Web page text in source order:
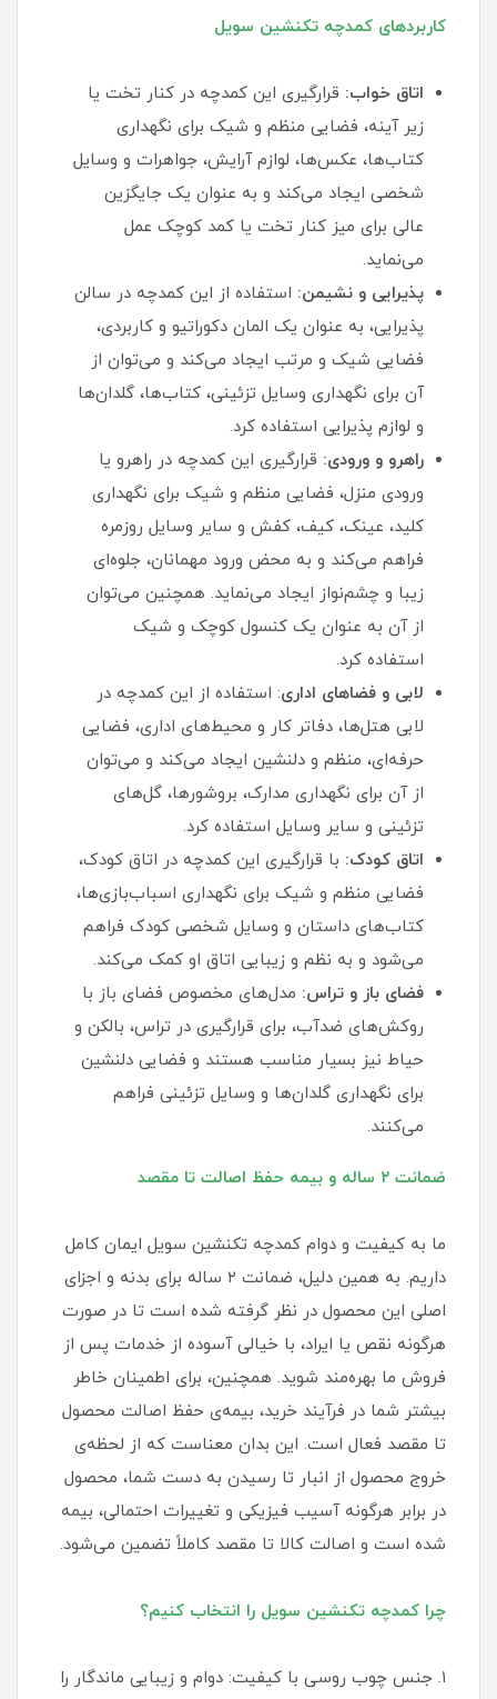
کاربردهای کمدچه تکنشین سویل
اتاق خواب: قرارگیری این کمدچه در کنار تخت یا
زیر آینه، فضایی منظم و شیک برای نگهداری
کتاب‌ها، عکس‌ها، لوازم آرایش، جواهرات و وسایل
شخصی ایجاد می‌کند و به عنوان یک جایگزین
عالی برای میز کنار تخت یا کمد کوچک عمل
می‌نماید.
پذیرایی و نشیمن: استفاده از این کمدچه در سالن
پذیرایی، به عنوان یک المان دکوراتیو و کاربردی،
فضایی شیک و مرتب ایجاد می‌کند و می‌توان از
آن برای نگهداری وسایل تزئینی، کتاب‌ها، گلدان‌ها
و لوازم پذیرایی استفاده کرد.
راهرو و ورودی: قرارگیری این کمدچه در راهرو یا
ورودی منزل، فضایی منظم و شیک برای نگهداری
کلید، عینک، کیف، کفش و سایر وسایل روزمره
فراهم می‌کند و به محض ورود مهمانان، جلوه‌ای
زیبا و چشم‌نواز ایجاد می‌نماید. همچنین می‌توان
از آن به عنوان یک کنسول کوچک و شیک
استفاده کرد.
لابی و فضاهای اداری: استفاده از این کمدچه در
لابی هتل‌ها، دفاتر کار و محیط‌های اداری، فضایی
حرفه‌ای، منظم و دلنشین ایجاد می‌کند و می‌توان
از آن برای نگهداری مدارک، بروشورها، گل‌های
تزئینی و سایر وسایل استفاده کرد.
اتاق کودک: با قرارگیری این کمدچه در اتاق کودک،
فضایی منظم و شیک برای نگهداری اسباب‌بازی‌ها،
کتاب‌های داستان و وسایل شخصی کودک فراهم
می‌شود و به نظم و زیبایی اتاق او کمک می‌کند.
فضای باز و تراس: مدل‌های مخصوص فضای باز با
روکش‌های ضدآب، برای قرارگیری در تراس، بالکن و
حیاط نیز بسیار مناسب هستند و فضایی دلنشین
برای نگهداری گلدان‌ها و وسایل تزئینی فراهم
می‌کنند.
ضمانت ۲ ساله و بیمه حفظ اصالت تا مقصد
ما به کیفیت و دوام کمدچه تکنشین سویل ایمان کامل
داریم. به همین دلیل، ضمانت ۲ ساله برای بدنه و اجزای
اصلی این محصول در نظر گرفته شده است تا در صورت
هرگونه نقص یا ایراد، با خیالی آسوده از خدمات پس از
فروش ما بهره‌مند شوید. همچنین، برای اطمینان خاطر
بیشتر شما در فرآیند خرید، بیمه‌ی حفظ اصالت محصول
تا مقصد فعال است. این بدان معناست که از لحظه‌ی
خروج محصول از انبار تا رسیدن به دست شما، محصول
در برابر هرگونه آسیب فیزیکی و تغییرات احتمالی، بیمه
شده است و اصالت کالا تا مقصد کاملاً تضمین می‌شود.
چرا کمدچه تکنشین سویل را انتخاب کنیم؟
۱. جنس چوب روسی با کیفیت: دوام و زیبایی ماندگار را